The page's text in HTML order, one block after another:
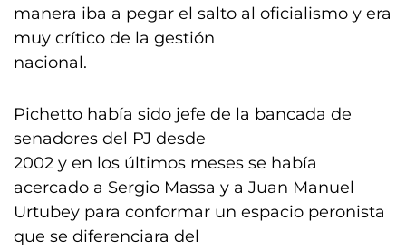
manera iba a pegar el salto al oficialismo y era
muy crítico de la gestión
nacional.
Pichetto había sido jefe de la bancada de
senadores del PJ desde
2002 y en los últimos meses se había
acercado a Sergio Massa y a Juan Manuel
Urtubey para conformar un espacio peronista
que se diferenciara del